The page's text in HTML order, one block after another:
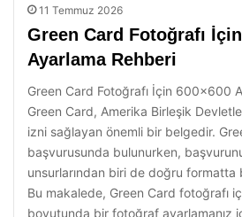
11 Temmuz 2026
Green Card Fotoğrafı
Ayarlama Rehberi
Green Card Fotoğrafı İçin 600×600
Green Card, Amerika Birleşik
izni sağlayan önemli bir belgedir.
başvurusunda bulunurken,
unsurlarından biri de doğru formatta
Bu makalede, Green Card fotoğrafı
boyutunda bir fotoğraf ayarlamanız